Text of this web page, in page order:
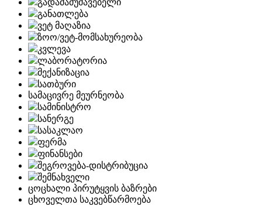
გადამამუშავებელი
განათლება
ვეტ მაღაზია
ზოო/ვეტ-მომსახურეობა
კვლევა
ლაბორატორია
მექანიზაცია
სათბური
სამაცივრე მეურნეობა
სამინისტრო
სანერგე
სასაკლაო
ფერმა
ფინანსები
შეგროვება-დისტრიბუცია
შემნახველი
ცოცხალი პირუტყვის ბაზრები
ცხოველთა საკვებწარმოება